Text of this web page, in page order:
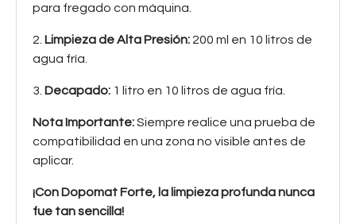
para fregado con máquina.
2. Limpieza de Alta Presión: 200 ml en 10 litros de
agua fría.
3. Decapado: 1 litro en 10 litros de agua fría.
Nota Importante:Siempre realice una prueba de
compatibilidad en una zona no visible antes de
aplicar.
¡Con Dopomat Forte, la limpieza profunda nunca
fue tan sencilla!